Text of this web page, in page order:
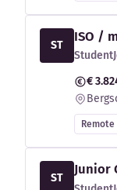
ST
ISO /
€
Remote
ST
Junior